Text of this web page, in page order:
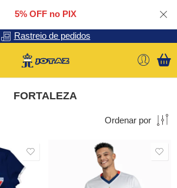
5% OFF no PIX
Rastreio de pedidos
FORTALEZA
Ordenar por